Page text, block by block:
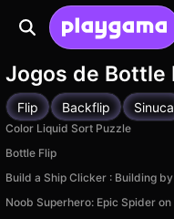
Jogos de Bottle
Flip Backflip Sinuca
Color Liquid Sort Puzzle
Bottle Flip
Build a Ship Clicker : Building
Noob Superhero: Epic Spider on